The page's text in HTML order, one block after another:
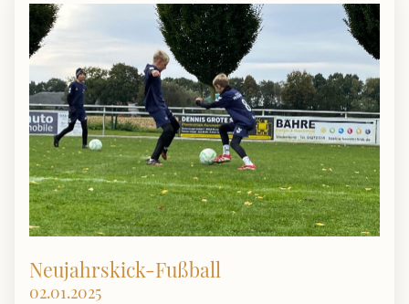
Neujahrskick-Fußball
02.01.2025